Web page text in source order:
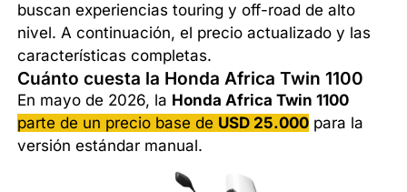
buscan experiencias touring y off-road de alto
nivel. A continuación, el precio actualizado y las
características completas.
Cuánto cuesta la Honda Africa Twin 1100
En mayo de 2026, la Honda Africa Twin 1100
parte de un precio base de USD 25.000 para la
versión estándar manual.